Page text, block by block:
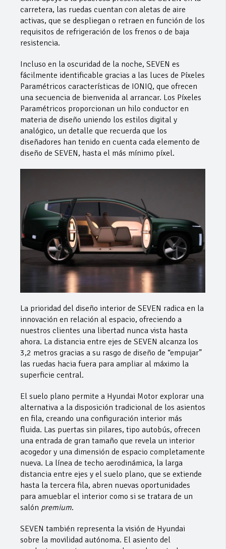
carretera, las ruedas cuentan con aletas de aire
activas, que se despliegan o retraen en función de los
requisitos de refrigeración de los frenos o de baja
resistencia.
Incluso en la oscuridad de la noche, SEVEN es
fácilmente identificable gracias a las luces de Píxeles
Paramétricos características de IONIQ, que ofrecen
una secuencia de bienvenida al arrancar. Los Píxeles
Paramétricos proporcionan un hilo conductor en
materia de diseño uniendo los estilos digital y
analógico, un detalle que recuerda que los
diseñadores han tenido en cuenta cada elemento de
diseño de SEVEN, hasta el más mínimo píxel.
La prioridad del diseño interior de SEVEN radica en la
innovación en relación al espacio, ofreciendo a
nuestros clientes una libertad nunca vista hasta
ahora. La distancia entre ejes de SEVEN alcanza los
3,2 metros gracias a su rasgo de diseño de “empujar”
las ruedas hacia fuera para ampliar al máximo la
superficie central.
El suelo plano permite a Hyundai Motor explorar una
alternativa a la disposición tradicional de los asientos
en fila, creando una configuración interior más
fluida. Las puertas sin pilares, tipo autobús, ofrecen
una entrada de gran tamaño que revela un interior
acogedor y una dimensión de espacio completamente
nueva. La línea de techo aerodinámica, la larga
distancia entre ejes y el suelo plano, que se extiende
hasta la tercera fila, abren nuevas oportunidades
para amueblar el interior como si se tratara de un
salón premium.
SEVEN también representa la visión de Hyundai
sobre la movilidad autónoma. El asiento del